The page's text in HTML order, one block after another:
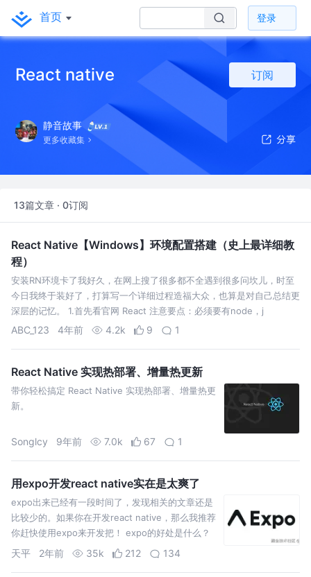
首页 登录
React native 订阅
静音故事
更多收藏集
13篇文章 · 0订阅
React Native【Windows】环境配置搭建（史上最详细教
程）
安装RN环境卡了我好久，在网上搜了很多都不全遇到很多问坎儿，时至
今日我终于装好了，打算写一个详细过程造福大众，也算是对自己总结更
深层的记忆。 1.首先看官网 React 注意要点：必须要有node，j
ABC_123 4年前 4.2k 9 1
React Native 实现热部署、增量热更新
带你轻松搞定 React Native 实现热部署、增量热更
新。
Songlcy 9年前 7.0k 67 1
用expo开发react native实在是太爽了
expo出来已经有一段时间了，发现相关的文章还是
比较少的。如果你在开发react native，那么我推荐
你赶快使用expo来开发把！ expo的好处是什么？
一、零配置开发，降低开发者的心智负担。如
天平 2年前 35k 212 134